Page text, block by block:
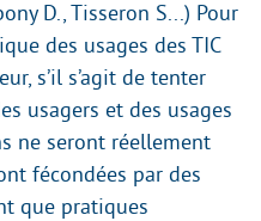
D., Tisseron S...) Pour
des usages des TIC
s’il s’agit de tenter
usagers et des usages
ne seront réellement
fécondées par des
que pratiques